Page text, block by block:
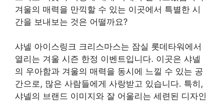
겨울의 매력을 만끽할 수 있는 이곳에서 특별한 시
간을 보내보는 것은 어떨까요?
샤넬 아이스링크 크리스마스는 잠실 롯데타워에서
열리는 겨울 시즌 한정 이벤트입니다. 이곳은 샤넬
의 우아함과 겨울의 매력을 동시에 느낄 수 있는 공
간으로, 많은 사람들에게 사랑받고 있습니다. 특히,
샤넬의 브랜드 이미지와 잘 어울리는 세련된 디자인